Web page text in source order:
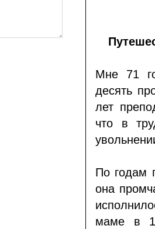
Мне 71
десять
лет
что в
По годам
она
маме в